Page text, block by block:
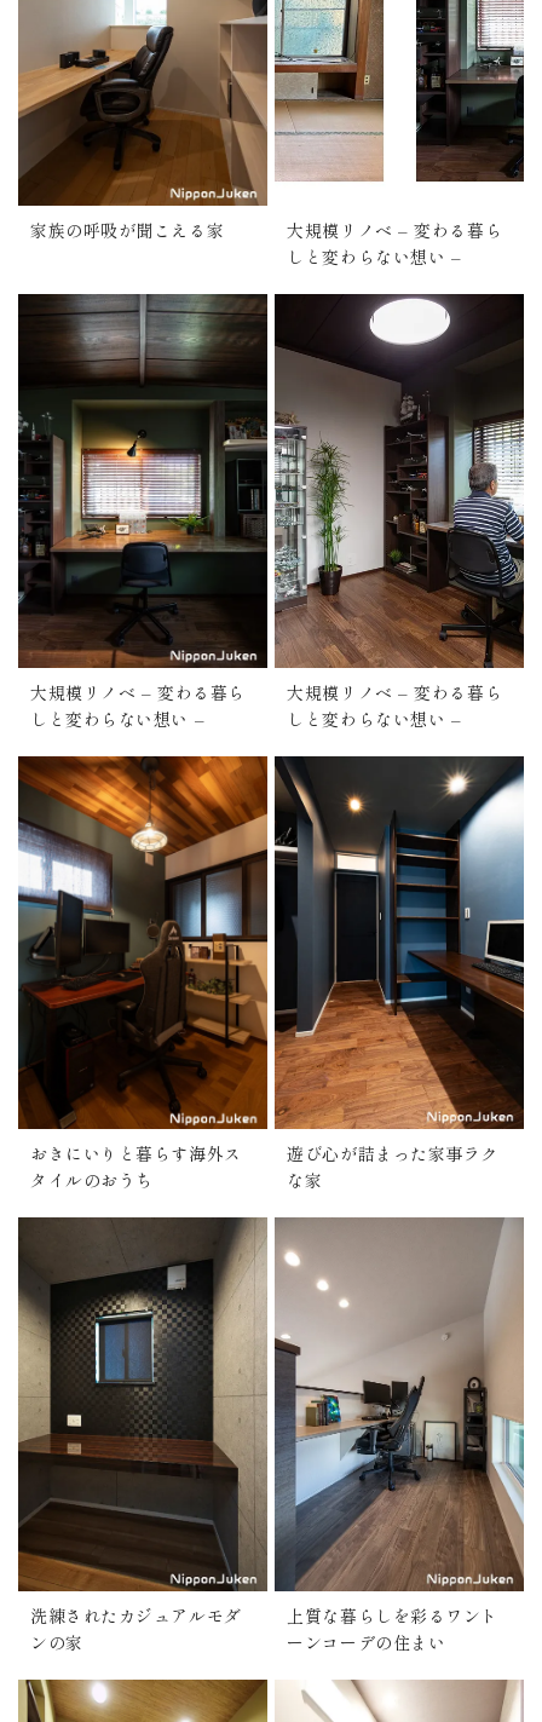
家族の呼吸が聞こえる家
大規模リノベ – 変わる暮ら
しと変わらない想い –
大規模リノベ – 変わる暮ら
しと変わらない想い –
大規模リノベ – 変わる暮ら
しと変わらない想い –
おきにいりと暮らす海外ス
タイルのおうち
遊び心が詰まった家事ラク
な家
洗練されたカジュアルモダ
ンの家
上質な暮らしを彩るワント
ーンコーデの住まい